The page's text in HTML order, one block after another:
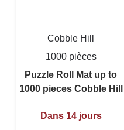
Cobble Hill
1000 pièces
Puzzle Roll Mat up to
1000 pieces Cobble Hill
Dans 14 jours